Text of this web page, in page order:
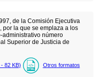
de la Comisión Ejecutiva
por la que se emplaza a los
administrativo número
Superior de Justicia de
- 82 KB) Otros formatos